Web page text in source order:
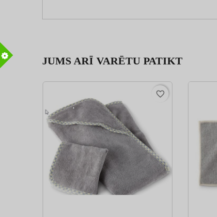
JUMS ARĪ VARĒTU PATIKT
favorite_border